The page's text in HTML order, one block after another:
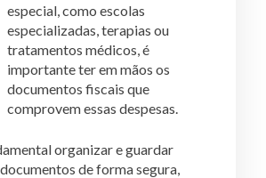
especial, como escolas
especializadas, terapias ou
tratamentos médicos, é
importante ter em mãos os
documentos fiscais que
comprovem essas despesas.
organizar e guardar
de forma segura,